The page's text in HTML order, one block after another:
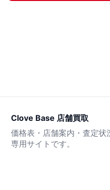
Clove Base 店舗買取
価格表・店舗案内・査定状
専用サイトです。